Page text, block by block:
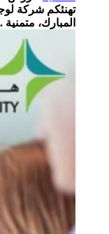
تهنئكم شركة
المبارك، متمنية